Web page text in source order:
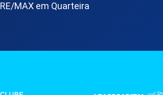
RE/MAX em Quarteira